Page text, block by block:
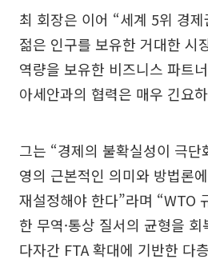
최 회장은 이어 “세계 5위 경
젊은 인구를 보유한 거대한 시
역량을 보유한 비즈니스 파트
아세안과의 협력은 매우 긴요
그는 “경제의 불확실성이 극단
영의 근본적인 의미와 방법론
재설정해야 한다”라며 “WTO
한 무역·통상 질서의 균형을
다자간 FTA 확대에 기반한 다